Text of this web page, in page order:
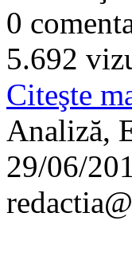
0
5.692
Citeşte
Analiză,
29/06/